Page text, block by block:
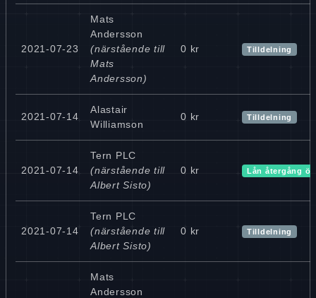
2021-07-23
Mats
Andersson
(närstående till
Mats
Andersson)
0 kr Tilldelning
2021-07-14
Alastair
Williamson
0 kr Tilldelning
2021-07-14
Tern PLC
(närstående till
Albert Sisto)
0 kr Lån återgång
2021-07-14
Tern PLC
(närstående till
Albert Sisto)
0 kr Tilldelning
Mats
Andersson